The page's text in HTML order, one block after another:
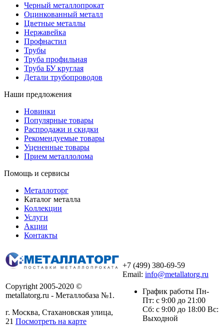
Черный металлопрокат
Оцинкованный металл
Цветные металлы
Нержавейка
Профнастил
Трубы
Труба профильная
Труба БУ круглая
Детали трубопроводов
Наши предложения
Новинки
Популярные товары
Распродажи и скидки
Рекомендуемые товары
Уцененные товары
Прием металлолома
Помощь и сервисы
Металлоторг
Каталог металла
Коллекции
Услуги
Акции
Контакты
Copyright 2005-2020 ©
metallatorg.ru - Металлобаза №1.
г. Москва, Стахановская улица,
21 Посмотреть на карте
+7 (499) 380-69-59
Email: info@metallatorg.ru
График работы Пн-
Пт: с 9:00 до 21:00
Сб: с 9:00 до 18:00 Вс:
Выходной